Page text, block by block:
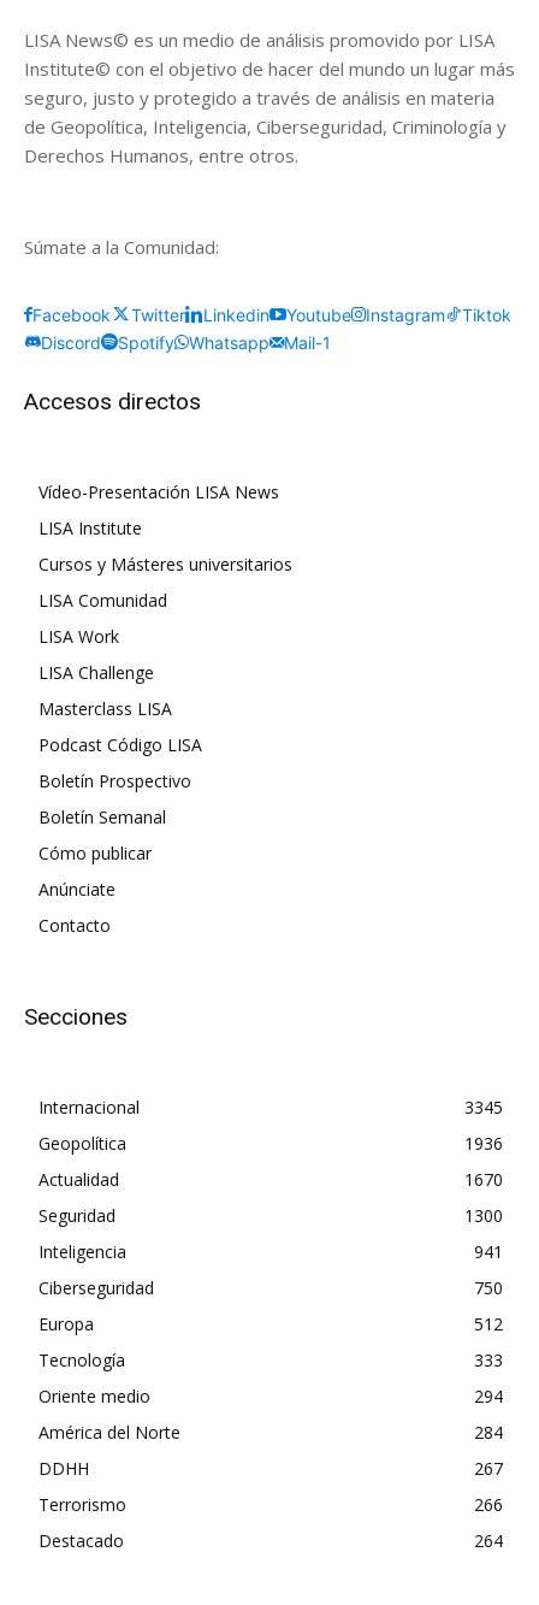
LISA News© es un medio de análisis promovido por LISA
Institute© con el objetivo de hacer del mundo un lugar más
seguro, justo y protegido a través de análisis en materia
de Geopolítica, Inteligencia, Ciberseguridad, Criminología y
Derechos Humanos, entre otros.
Súmate a la Comunidad:
Facebook Twitter Linkedin Youtube Instagram
Tiktok
Discord
Spotify Whatsapp Mail-1
Accesos directos
Vídeo-Presentación LISA News
LISA Institute
Cursos y Másteres universitarios
LISA Comunidad
LISA Work
LISA Challenge
Masterclass LISA
Podcast Código LISA
Boletín Prospectivo
Boletín Semanal
Cómo publicar
Anúnciate
Contacto
Secciones
Internacional
3345
Geopolítica
1936
Actualidad
1670
Seguridad
1300
Inteligencia
941
Ciberseguridad
750
Europa
512
Tecnología
333
Oriente medio
294
América del Norte
284
DDHH
267
Terrorismo
266
Destacado
264